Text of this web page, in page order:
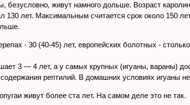
живут намного дольше. Возраст
130 лет. Максимальным считается срок около 150
- 30 (40-45) лет, европейских болотных -
3 — 4 лет, а у самых крупных (игуаны, вараны)
рептилий. В домашних условиях игуаны
живут более ста лет. На самом деле это не так.